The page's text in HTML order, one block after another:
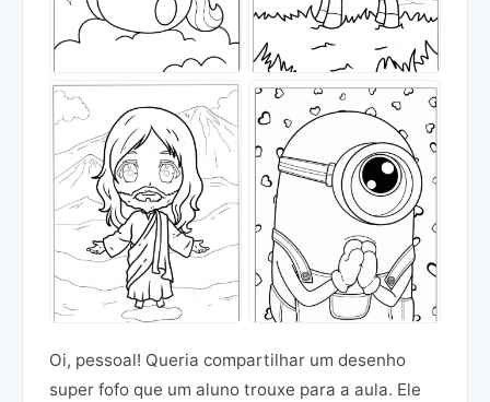
Oi, pessoal! Queria compartilhar um desenho
super fofo que um aluno trouxe para a aula. Ele